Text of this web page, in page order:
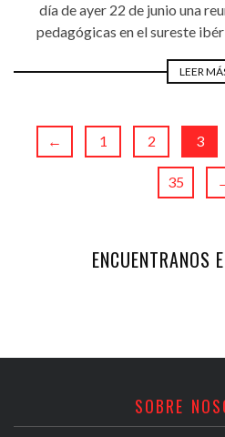
día de ayer 22 de junio una
pedagógicas en el sureste
LEER
← 1 2 3
35
ENCUENTRANOS
SOBRE